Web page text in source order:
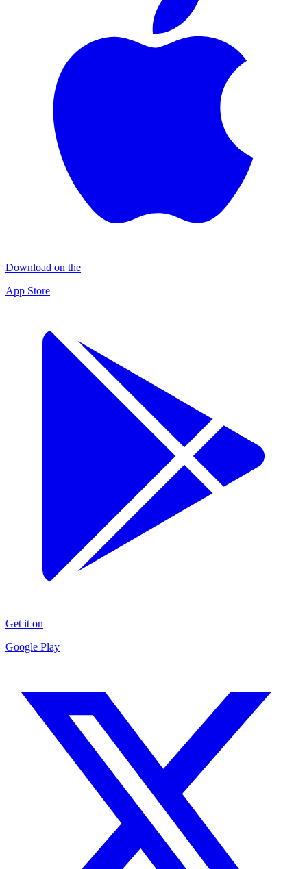
Download on the
App Store
Get it on
Google Play